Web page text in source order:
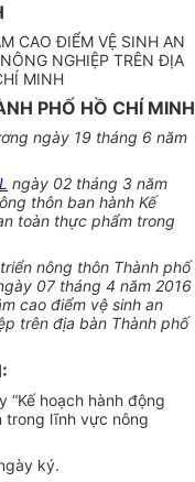
CAO ĐIỂM VỆ SINH AN
NGHIỆP TRÊN ĐỊA
MINH
PHỐ HỒ CHÍ MINH
ngày 19 tháng 6 năm
ngày 02 tháng 3 năm
thôn ban hành Kế
toàn thực phẩm trong
nông thôn Thành phố
07 tháng 4 năm 2016
cao điểm vệ sinh an
trên địa bàn Thành phố
“Kế hoạch hành động
trong lĩnh vực nông
ký.